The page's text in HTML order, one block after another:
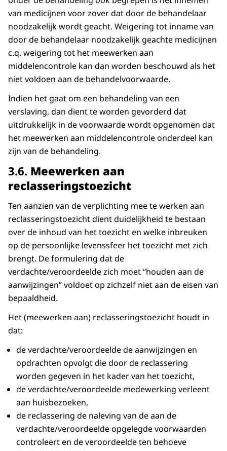
van medicijnen voor zover dat door de behandelaar
noodzakelijk wordt geacht. Weigering tot inname van
door de behandelaar noodzakelijk geachte medicijnen
c.q. weigering tot het meewerken aan
middelencontrole kan dan worden beschouwd als het
niet voldoen aan de behandelvoorwaarde.
Indien het gaat om een behandeling van een
verslaving, dan dient te worden gevorderd dat
uitdrukkelijk in de voorwaarde wordt opgenomen dat
het meewerken aan middelencontrole onderdeel kan
zijn van de behandeling.
​​​​​​​3.6. Meewerken aan
reclasseringstoezicht
Ten aanzien van de verplichting mee te werken aan
reclasseringstoezicht dient duidelijkheid te bestaan
over de inhoud van het toezicht en welke inbreuken
op de persoonlijke levenssfeer het toezicht met zich
brengt. De formulering dat de
verdachte/veroordeelde zich moet “houden aan de
aanwijzingen” voldoet op zichzelf niet aan de eisen van
bepaaldheid.
Het (meewerken aan) reclasseringstoezicht houdt in
dat:
de verdachte/veroordeelde de aanwijzingen en
opdrachten opvolgt die door de reclassering
worden gegeven in het kader van het toezicht,
de verdachte/veroordeelde medewerking verleent
aan huisbezoeken,
de reclassering de naleving van de aan de
verdachte/veroordeelde opgelegde voorwaarden
controleert en de veroordeelde ten behoeve